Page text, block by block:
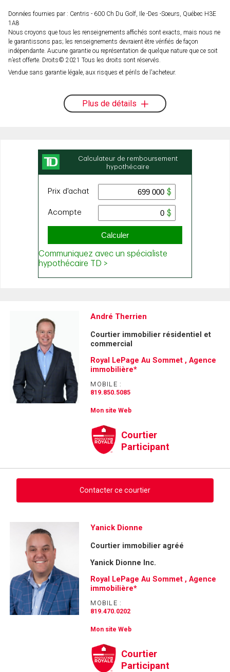
Données fournies par : Centris - 600 Ch Du Golf, Ile -Des -Soeurs, Québec H3E
1A8
Nous croyons que tous les renseignements affichés sont exacts, mais nous ne
le garantissons pas; les renseignements devraient être vérifiés de façon
indépendante. Aucune garantie ou représentation de quelque nature que ce soit
n’est offerte. Droits© 2021 Tous les droits sont réservés.
Vendue sans garantie légale, aux risques et périls de l'acheteur.
Plus de détails
André Therrien
Courtier immobilier résidentiel et
commercial
Royal LePage Au Sommet , Agence
immobilière*
MOBILE :
819.850.5085
Mon site Web
Courtier
Participant
Contacter ce courtier
Demander des infos sur cette inscription
Prénom
Courriel
Téléphone
(Optionnel)
Yanick Dionne
Courtier immobilier agréé
Yanick Dionne Inc.
Royal LePage Au Sommet , Agence
immobilière*
MOBILE :
819.470.0202
Mon site Web
Courtier
Participant